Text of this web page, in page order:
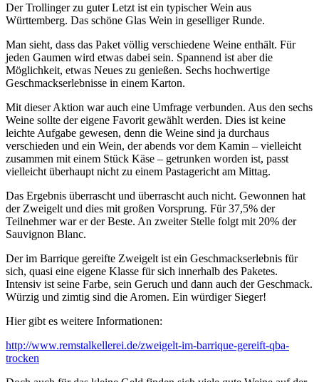
Der Trollinger zu guter Letzt ist ein typischer Wein aus
Württemberg. Das schöne Glas Wein in geselliger Runde.
Man sieht, dass das Paket völlig verschiedene Weine enthält. Für
jeden Gaumen wird etwas dabei sein. Spannend ist aber die
Möglichkeit, etwas Neues zu genießen. Sechs hochwertige
Geschmackserlebnisse in einem Karton.
Mit dieser Aktion war auch eine Umfrage verbunden. Aus den sechs
Weine sollte der eigene Favorit gewählt werden. Dies ist keine
leichte Aufgabe gewesen, denn die Weine sind ja durchaus
verschieden und ein Wein, der abends vor dem Kamin – vielleicht
zusammen mit einem Stück Käse – getrunken worden ist, passt
vielleicht überhaupt nicht zu einem Pastagericht am Mittag.
Das Ergebnis überrascht und überrascht auch nicht. Gewonnen hat
der Zweigelt und dies mit großen Vorsprung. Für 37,5% der
Teilnehmer war er der Beste. An zweiter Stelle folgt mit 20% der
Sauvignon Blanc.
Der im Barrique gereifte Zweigelt ist ein Geschmackserlebnis für
sich, quasi eine eigene Klasse für sich innerhalb des Paketes.
Intensiv ist seine Farbe, sein Geruch und dann auch der Geschmack.
Würzig und zimtig sind die Aromen. Ein würdiger Sieger!
Hier gibt es weitere Informationen:
http://www.remstalkellerei.de/zweigelt-im-barrique-gereift-qba-
trocken